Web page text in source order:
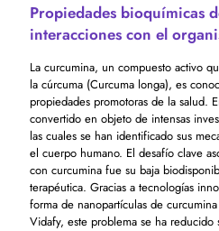
Propiedades bioquímicas
interacciones con el
La curcumina, un compuesto activo
la cúrcuma (Curcuma longa), es
propiedades promotoras de la salud.
convertido en objeto de intensas
las cuales se han identificado sus
el cuerpo humano. El desafío clave
con curcumina fue su baja
terapéutica. Gracias a tecnologías
forma de nanopartículas de
Vidafy, este problema se ha reducido